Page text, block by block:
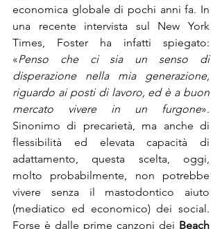
economica globale di pochi anni fa. In
una recente intervista sul New York
Times, Foster ha infatti spiegato:
«Penso che ci sia un senso di
disperazione nella mia generazione,
riguardo ai posti di lavoro, ed è a buon
mercato vivere in un furgone».
Sinonimo di precarietà, ma anche di
flessibilità ed elevata capacità di
adattamento, questa scelta, oggi,
molto probabilmente, non potrebbe
vivere senza il mastodontico aiuto
(mediatico ed economico) dei social.
Forse è dalle prime canzoni dei Beach